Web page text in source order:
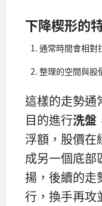
下降楔形的
通常時間會相對
整理的空間與股
這樣的走勢通
目的進行洗盤
浮額，股價在
成另一個底部
揚，後續的走
行，換手再攻